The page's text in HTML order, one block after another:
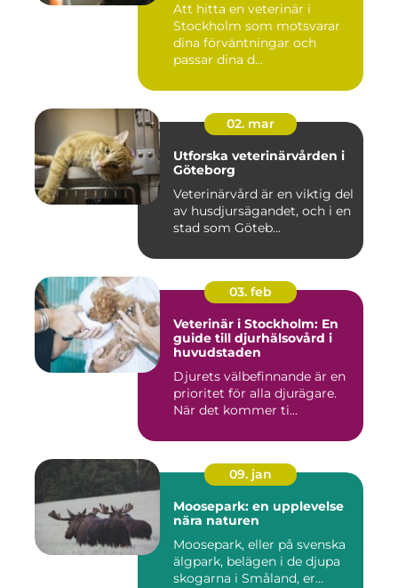
Att hitta en veterinär i
Stockholm som motsvarar
dina förväntningar och
passar dina d...
02. mar
Utforska veterinärvården i
Göteborg
Veterinärvård är en viktig del
av husdjursägandet, och i en
stad som Göteb...
03. feb
Veterinär i Stockholm: En
guide till djurhälsovård i
huvudstaden
Djurets välbefinnande är en
prioritet för alla djurägare.
När det kommer ti...
09. jan
Moosepark: en upplevelse
nära naturen
Moosepark, eller på svenska
älgpark, belägen i de djupa
skogarna i Småland, er...